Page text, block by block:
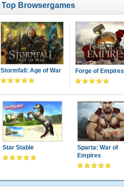
Top Browsergames
Stormfall: Age of War Forge of Empires
Star Stable
Sparta: War of
Empires